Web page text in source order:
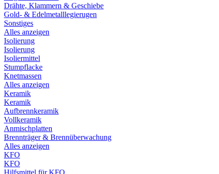
Drähte, Klammern & Geschiebe
Gold- & Edelmetalllegierugen
Sonstiges
Alles anzeigen
Isolierung
Isolierung
Isoliermittel
Stumpflacke
Knetmassen
Alles anzeigen
Keramik
Keramik
Aufbrennkeramik
Vollkeramik
Anmischplatten
Brennträger & Brennüberwachung
Alles anzeigen
KFO
KFO
Hilfsmittel für KFO